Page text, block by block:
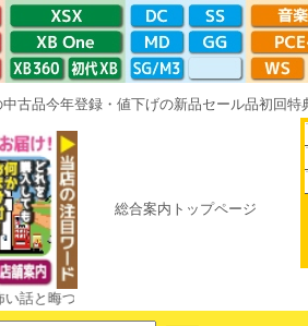
古品今年登録・値下げの新品セール品初回特
総合案内トップページ
きこもり ルート16R やがて散りゆく鏡の